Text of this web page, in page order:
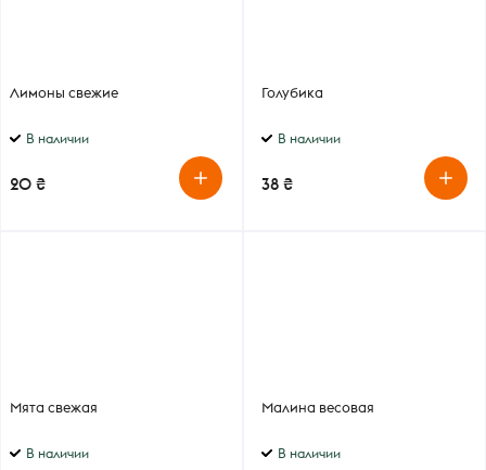
Лимоны свежие
В наличии
20 ₴
Голубика
В наличии
38 ₴
Мята свежая
В наличии
Малина весовая
В наличии